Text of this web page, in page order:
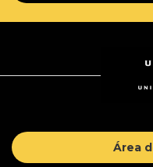
Área